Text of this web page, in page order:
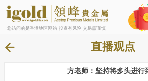
您访问的是香港地区网站 投资有风险 交易需谨慎
直播观点
方老师：坚持将多头进行